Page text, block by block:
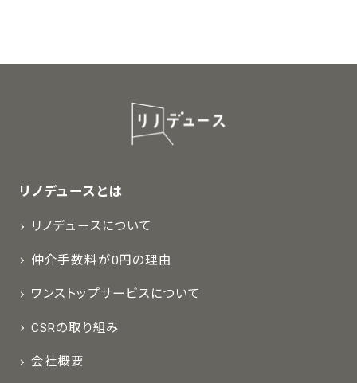
リノデュースとは
リノデュースについて
仲介手数料が0円の理由
ワンストップサービスについて
CSRの取り組み
会社概要